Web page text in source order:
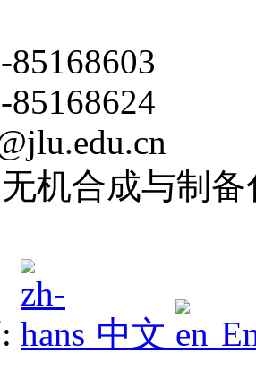
85168603
85168624
机合成与制
中文